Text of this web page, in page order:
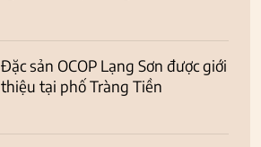
Đặc sản OCOP Lạng Sơn được giới
thiệu tại phố Tràng Tiền